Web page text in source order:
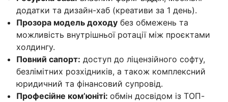
додатки та дизайн-хаб (креативи за 1 день).
Прозора модель доходу без обмежень та
можливість внутрішньої ротації між проєктами
холдингу.
Повний сапорт: доступ до ліцензійного софту,
безлімітних розхідників, а також комплексний
юридичний та фінансовий супровід.
Професійне ком’юніті: обмін досвідом із ТОП-